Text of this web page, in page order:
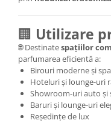
🏢 Utilizare
🌐 Destinatespațiilor
parfumarea eficientă a:
Birouri moderne și
Hoteluri și lounge-uri
Showroom-uri auto și
Baruri și lounge-uri
Reședințe de lux